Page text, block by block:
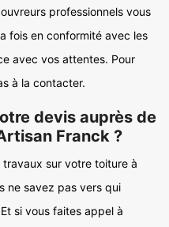
professionnels vous
fois en conformité avec les
avec vos attentes. Pour
à la contacter.
devis auprès de
Franck ?
sur votre toiture à
ne savez pas vers qui
si vous faites appel à